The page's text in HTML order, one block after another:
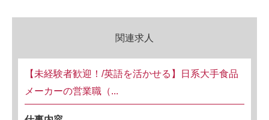
関連求人
【未経験者歓迎！/英語を活かせる】日系大手食品
メーカーの営業職（...